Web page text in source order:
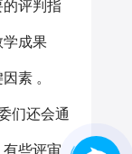
评判指
学成果
素 。
们还会通
些评审